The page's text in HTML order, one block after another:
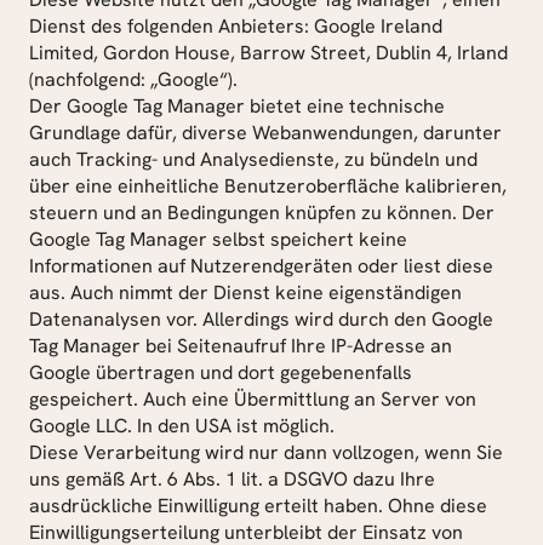
Dienst des folgenden Anbieters: Google Ireland
Limited, Gordon House, Barrow Street, Dublin 4, Irland
(nachfolgend: „Google“).
Der Google Tag Manager bietet eine technische
Grundlage dafür, diverse Webanwendungen, darunter
auch Tracking- und Analysedienste, zu bündeln und
über eine einheitliche Benutzeroberfläche kalibrieren,
steuern und an Bedingungen knüpfen zu können. Der
Google Tag Manager selbst speichert keine
Informationen auf Nutzerendgeräten oder liest diese
aus. Auch nimmt der Dienst keine eigenständigen
Datenanalysen vor. Allerdings wird durch den Google
Tag Manager bei Seitenaufruf Ihre IP-Adresse an
Google übertragen und dort gegebenenfalls
gespeichert. Auch eine Übermittlung an Server von
Google LLC. In den USA ist möglich.
Diese Verarbeitung wird nur dann vollzogen, wenn Sie
uns gemäß Art. 6 Abs. 1 lit. a DSGVO dazu Ihre
ausdrückliche Einwilligung erteilt haben. Ohne diese
Einwilligungserteilung unterbleibt der Einsatz von